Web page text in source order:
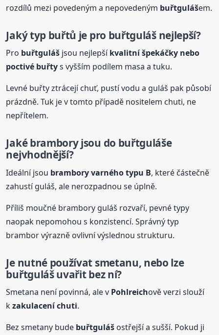
rozdílů mezi povedeným a nepovedeným buřtgulášem.
Jaký typ buřtů je pro buřtgulášnejlepší?
Pro buřtguláš jsou nejlepšíkvalitní špekáčky nebo
poctivé buřtys vyšším podílem masa a tuku.
Levné buřty ztrácejí chuť, pustí vodu a guláš pak působí
prázdně. Tuk je v tomto případě nositelem chuti, ne
nepřítelem.
Jaké brambory jsou do buřtguláše
nejvhodnější?
Ideální jsou brambory varného typu B, které částečně
zahustí guláš, ale nerozpadnou se úplně.
Příliš moučné brambory guláš rozvaří, pevné typy
naopak nepomohou s konzistencí. Správný typ
brambor výrazně ovlivní výslednou strukturu.
Je nutné používat smetanu, nebo lze
buřtgulášuvařit bez ní?
Smetana není povinná, ale v Pohlreichově verzi slouží
kzakulacení chuti.
Bez smetany bude buřtguláš ostřejší a sušší. Pokud ji